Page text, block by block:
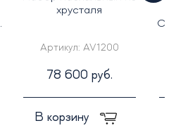
хрусталя
Артикул: AV1200
78 600 руб.
В корзину